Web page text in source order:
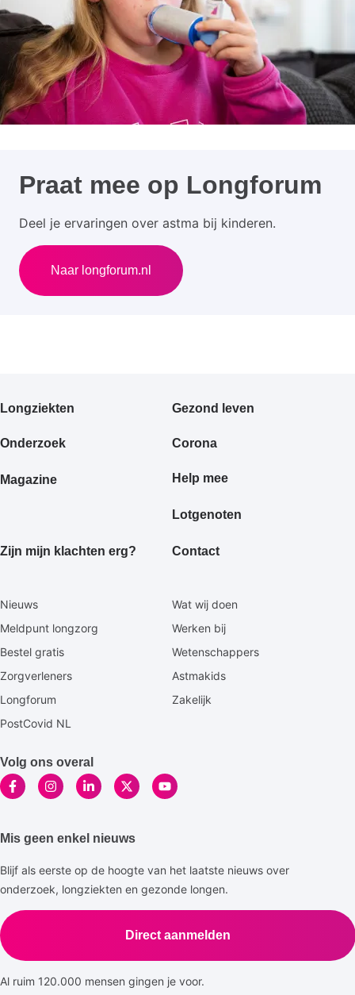
Praat mee op Longforum
Deel je ervaringen over astma bij kinderen.
Naar longforum.nl
Primair
Longziekten Gezond leven
Onderzoek Corona
Magazine Help mee
Lotgenoten
Zijn mijn klachten erg? Contact
Secundaire
Nieuws
Wat wij doen
Meldpunt longzorg
Werken bij
Bestel gratis
Wetenschappers
Zorgverleners
Astmakids
Longforum
Zakelijk
PostCovid NL
Volg ons overal
Mis geen enkel nieuws
Blijf als eerste op de hoogte van het laatste nieuws over
onderzoek, longziekten en gezonde longen.
Direct aanmelden
Al ruim 120.000 mensen gingen je voor.